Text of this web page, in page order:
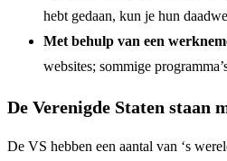
hebt gedaan, kun je hun
Met behulp van een
websites; sommige
De Verenigde Staten staan
De VS hebben een aantal van ‘s